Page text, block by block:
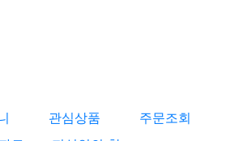
관심상품
주문조회